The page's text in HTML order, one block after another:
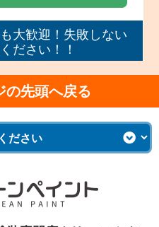
大歓迎！失敗しない
ださい！！
の先頭へ戻る